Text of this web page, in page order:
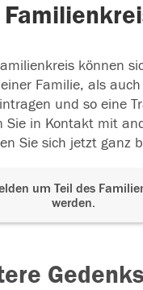
können
Familie, als
und so eine
Sie in Kontakt mit
Sie sich jetzt ganz
um Teil des
werden.